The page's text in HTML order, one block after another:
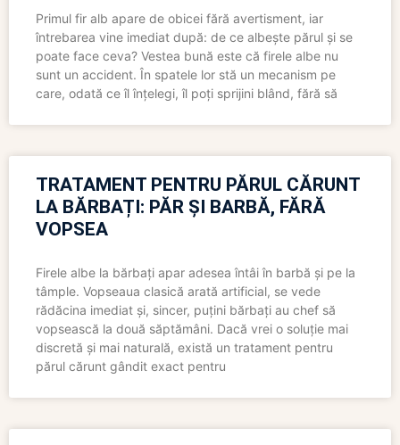
Primul fir alb apare de obicei fără avertisment, iar
întrebarea vine imediat după: de ce albește părul și se
poate face ceva? Vestea bună este că firele albe nu
sunt un accident. În spatele lor stă un mecanism pe
care, odată ce îl înțelegi, îl poți sprijini blând, fără să
TRATAMENT PENTRU PĂRUL CĂRUNT
LA BĂRBAȚI: PĂR ȘI BARBĂ, FĂRĂ
VOPSEA
Firele albe la bărbați apar adesea întâi în barbă și pe la
tâmple. Vopseaua clasică arată artificial, se vede
rădăcina imediat și, sincer, puțini bărbați au chef să
vopsească la două săptămâni. Dacă vrei o soluție mai
discretă și mai naturală, există un tratament pentru
părul cărunt gândit exact pentru